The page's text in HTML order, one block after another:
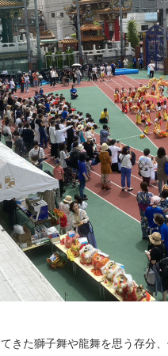
きた獅子舞や龍舞を思う存分